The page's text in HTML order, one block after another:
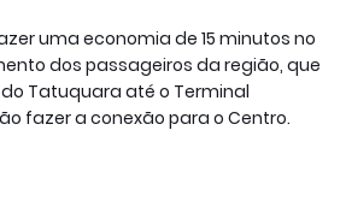
uma economia de 15 minutos no
dos passageiros da região, que
Tatuquara até o Terminal
fazer a conexão para o Centro.